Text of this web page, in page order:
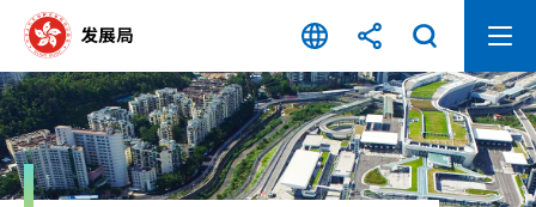
容
开
始